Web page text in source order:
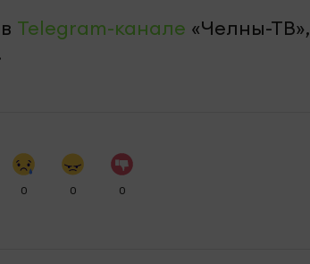
Telegram-канале «Челны-ТВ»,
0 0 0